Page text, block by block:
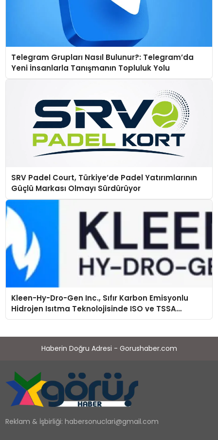
Telegram Grupları Nasıl Bulunur?: Telegram’da
Yeni İnsanlarla Tanışmanın Topluluk Yolu
SRV Padel Court, Türkiye’de Padel Yatırımlarının
Güçlü Markası Olmayı Sürdürüyor
Kleen-Hy-Dro-Gen Inc., Sıfır Karbon Emisyonlu
Hidrojen Isıtma Teknolojisinde ISO ve TSSA
Düzenleyici Onaylarını Aldı
Haberin Doğru Adresi - Gorushaber.com
Reklam & İşbirliği:habersonuclari@gmail.com